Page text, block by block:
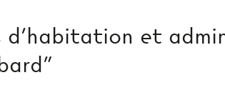
d'habitation et